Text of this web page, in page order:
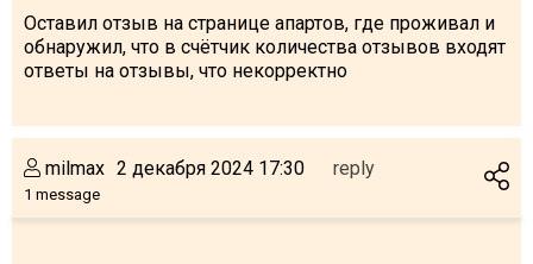
Оставил отзыв на странице апартов, где проживал и
обнаружил, что в счётчик количества отзывов входят
ответы на отзывы, что некорректно
milmax
1 message
2 декабря 2024 17:30 reply